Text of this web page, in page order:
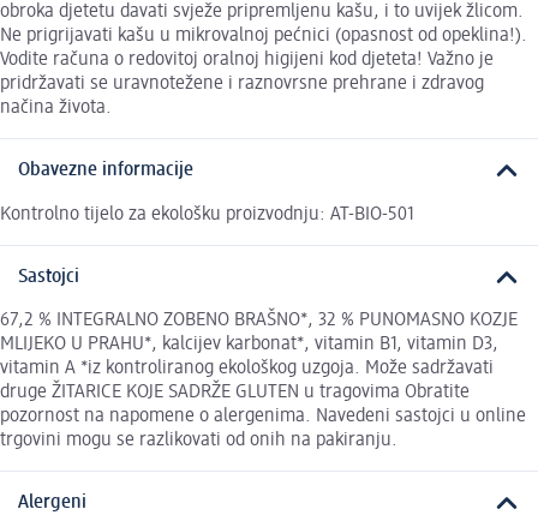
obroka djetetu davati svježe pripremljenu kašu, i to uvijek žlicom.
Ne prigrijavati kašu u mikrovalnoj pećnici (opasnost od opeklina!).
Vodite računa o redovitoj oralnoj higijeni kod djeteta! Važno je
pridržavati se uravnotežene i raznovrsne prehrane i zdravog
načina života.
Obavezne informacije
Kontrolno tijelo za ekološku proizvodnju: AT-BIO-501
Sastojci
67,2 % INTEGRALNO ZOBENO BRAŠNO*, 32 % PUNOMASNO KOZJE
MLIJEKO U PRAHU*, kalcijev karbonat*, vitamin B1, vitamin D3,
vitamin A *iz kontroliranog ekološkog uzgoja. Može sadržavati
druge ŽITARICE KOJE SADRŽE GLUTEN u tragovima Obratite
pozornost na napomene o alergenima. Navedeni sastojci u online
trgovini mogu se razlikovati od onih na pakiranju.
Alergeni